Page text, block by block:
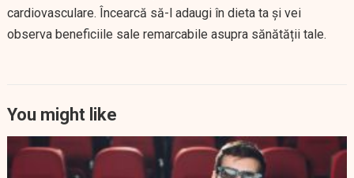
cardiovasculare. Încearcă să-l adaugi în dieta ta și vei
observa beneficiile sale remarcabile asupra sănătății tale.
You might like